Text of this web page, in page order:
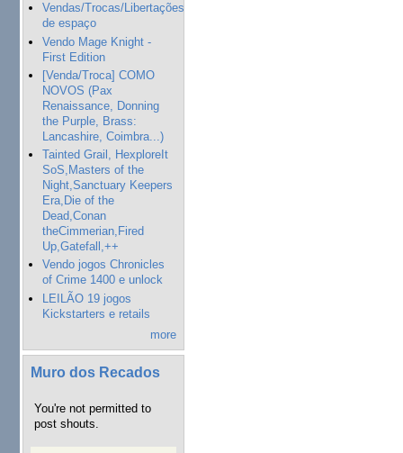
Vendas/Trocas/Libertações
de espaço
Vendo Mage Knight -
First Edition
[Venda/Troca] COMO
NOVOS (Pax
Renaissance, Donning
the Purple, Brass:
Lancashire, Coimbra...)
Tainted Grail, HexploreIt
SoS,Masters of the
Night,Sanctuary Keepers
Era,Die of the
Dead,Conan
theCimmerian,Fired
Up,Gatefall,++
Vendo jogos Chronicles
of Crime 1400 e unlock
LEILÃO 19 jogos
Kickstarters e retails
more
Muro dos Recados
You're not permitted to
post shouts.